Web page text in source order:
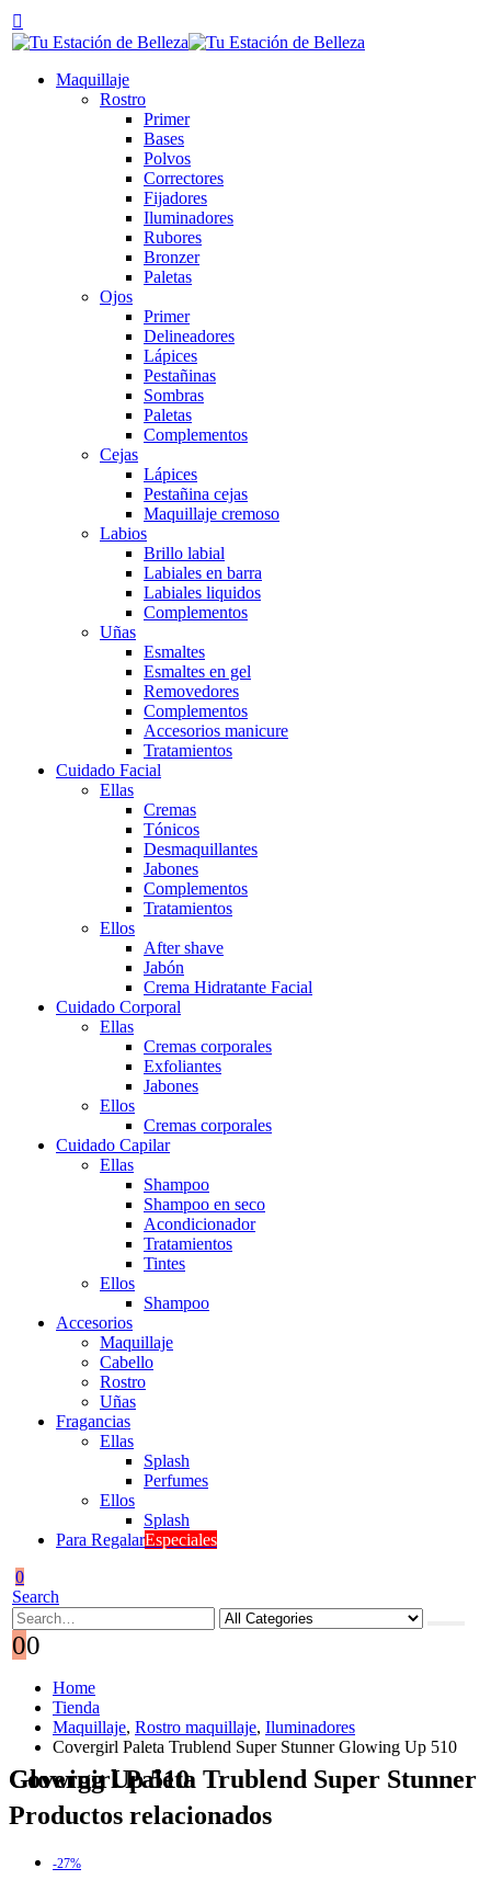
Maquillaje
Rostro
Primer
Bases
Polvos
Correctores
Fijadores
Iluminadores
Rubores
Bronzer
Paletas
Ojos
Primer
Delineadores
Lápices
Pestañinas
Sombras
Paletas
Complementos
Cejas
Lápices
Pestañina cejas
Maquillaje cremoso
Labios
Brillo labial
Labiales en barra
Labiales liquidos
Complementos
Uñas
Esmaltes
Esmaltes en gel
Removedores
Complementos
Accesorios manicure
Tratamientos
Cuidado Facial
Ellas
Cremas
Tónicos
Desmaquillantes
Jabones
Complementos
Tratamientos
Ellos
After shave
Jabón
Crema Hidratante Facial
Cuidado Corporal
Ellas
Cremas corporales
Exfoliantes
Jabones
Ellos
Cremas corporales
Cuidado Capilar
Ellas
Shampoo
Shampoo en seco
Acondicionador
Tratamientos
Tintes
Ellos
Shampoo
Accesorios
Maquillaje
Cabello
Rostro
Uñas
Fragancias
Ellas
Splash
Perfumes
Ellos
Splash
Para RegalarEspeciales
0
Search
00
Home
Tienda
Maquillaje, Rostro maquillaje, Iluminadores
Covergirl Paleta Trublend Super Stunner Glowing Up 510
Covergirl Paleta Trublend Super Stunner Glowing Up 510
Productos relacionados
-27%